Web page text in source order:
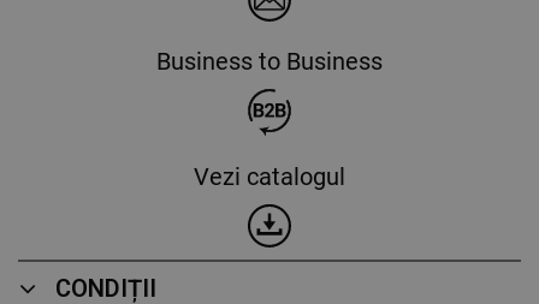
Business to Business
Vezi catalogul
CONDIȚII